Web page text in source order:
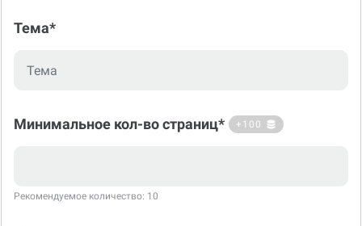
Тема*
Минимальное кол-во страниц* +100
Рекомендуемое количество: 10